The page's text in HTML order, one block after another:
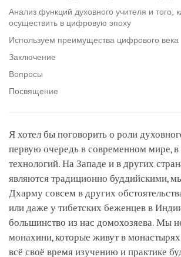
Анализ функций духовного учителя и того,
осуществить в цифровую эпоху
Используем преимущества цифрового века
Заключение
Вопросы
Посвящение
Я хотел бы поговорить о роли
первую очередь в современном мире,
технологий. На Западе и в других
являются традиционно буддийскими,
Дхарму совсем в других
или даже у тибетских беженцев в
большинство из нас домохозяева. Мы
монахини, которые живут в
всё своё время изучению и практике